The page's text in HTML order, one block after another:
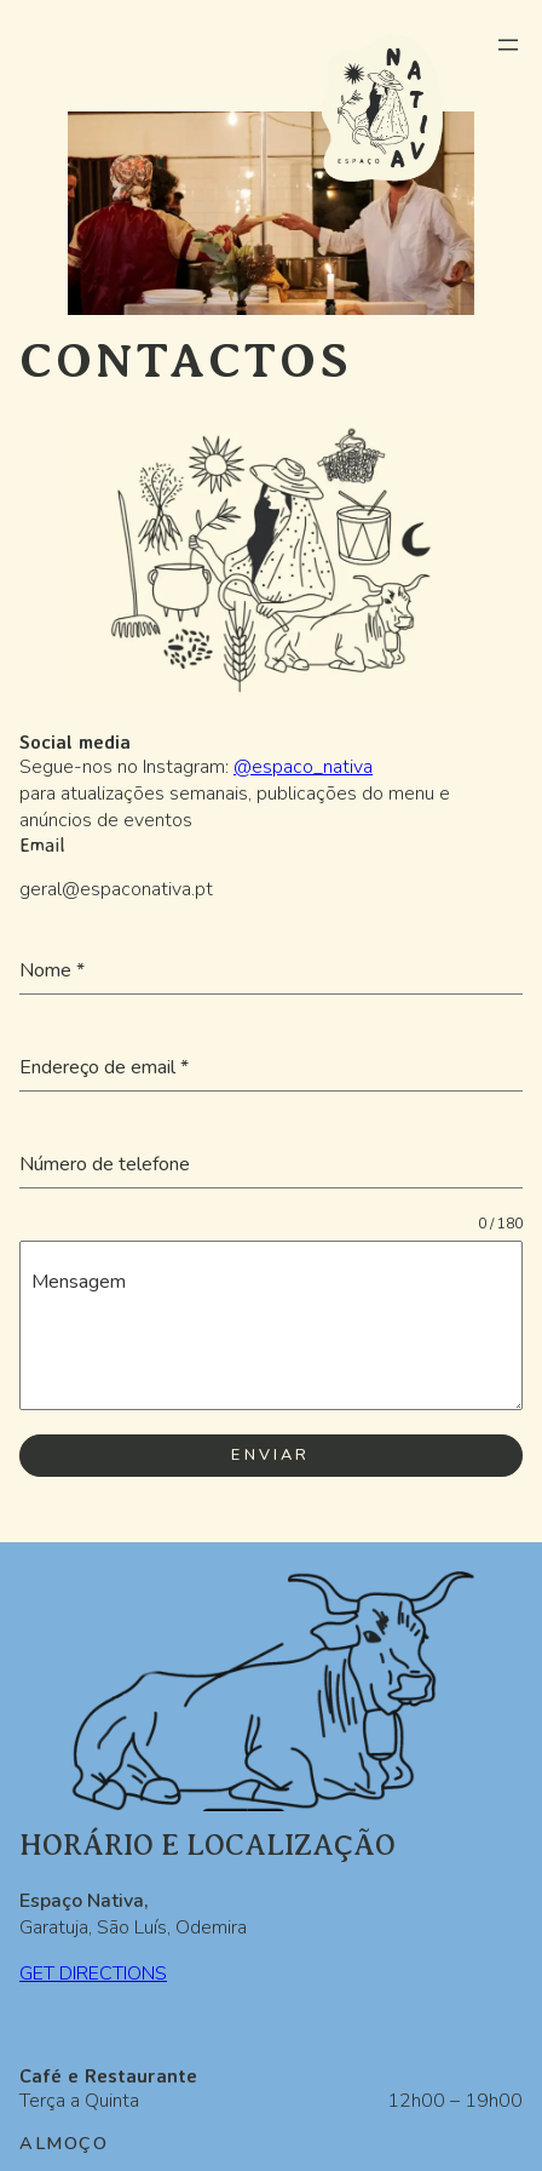
CONTACTOS
Social media
Segue-nos no Instagram: @espaco_nativa
para atualizações semanais, publicações do menu e
anúncios de eventos
Email
geral@espaconativa.pt
Nome *
Endereço de email*
Número de telefone
Mensagem
0 / 180
ENVIAR
HORÁRIO E LOCALIZAÇÃO
Espaço Nativa,
Garatuja, São Luís, Odemira
GET DIRECTIONS
Café e Restaurante
Terça a Quinta
ALMOÇO
12h00 – 19h00